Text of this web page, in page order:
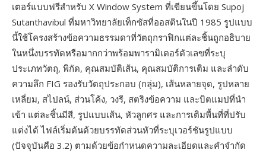
เตอร์แบบฟรีสำหรับ X Window System ที่เขียนขึ้นโดย Supoj
Sutanthavibul ที่มหาวิทยาลัยเท็กซัสที่ออสตินในปี 1985 รูปแบบ
นี้ใช้โครงสร้างข้อความธรรมดาที่วัตถุกราฟิกแต่ละชิ้นถูกอธิบาย
ในหนึ่งบรรทัดหรือมากกว่าพร้อมพารามิเตอร์ตัวเลขที่ระบุ
ประเภทวัตถุ, พิกัด, คุณสมบัติเส้น, คุณสมบัติการเติม และลำดับ
ความลึก FIG รองรับวัตถุประกอบ (กลุ่ม), เส้นหลายจุด, รูปหลาย
เหลี่ยม, สไปลน์, ส่วนโค้ง, วงรี, สตริงข้อความ และบิตแมปที่นำ
เข้า แต่ละชิ้นมีสี, รูปแบบเส้น, หัวลูกศร และการเติมพื้นที่ที่ปรับ
แต่งได้ ไฟล์เริ่มต้นด้วยบรรทัดส่วนหัวที่ระบุเวอร์ชันรูปแบบ
(ปัจจุบันคือ 3.2) ตามด้วยข้อกำหนดความละเอียดและคำจำกัด